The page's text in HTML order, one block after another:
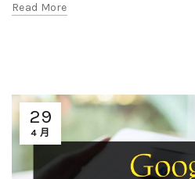
Read More
29
4 月